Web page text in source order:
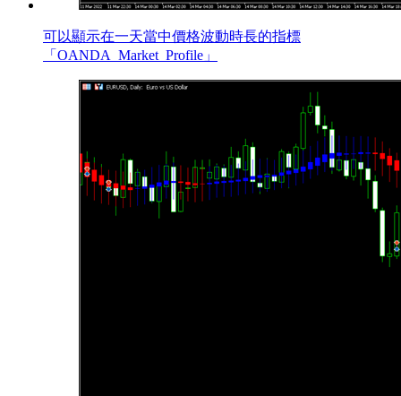
可以顯示在一天當中價格波動時長的指標
「OANDA_Market_Profile」